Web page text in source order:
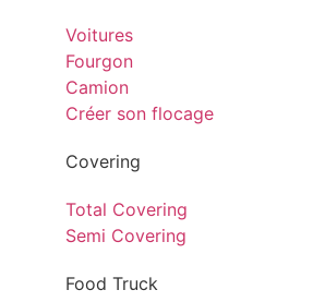
Voitures
Fourgon
Camion
Créer son flocage
Covering
Total Covering
Semi Covering
Food Truck